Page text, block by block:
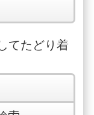
てたどり着